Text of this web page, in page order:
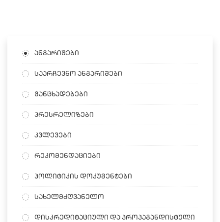
ანგარიშები
საარჩევნო ანგარიშები
განცხადებები
პრესრელიზები
კვლევები
რეკომენდაციები
პოლიტიკის დოკუმენტები
სახელმძღვანელო
დისკრედიტაციული და პროპაგანდისტული